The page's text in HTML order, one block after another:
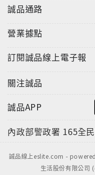
誠品通路
營業據點
訂閱誠品線上電子報
關注誠品
誠品APP
內政部警政署 165全
誠品線上eslite.com -
生活股份有限公